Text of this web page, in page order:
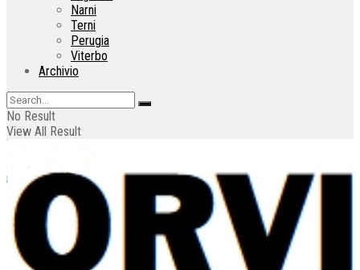
Narni
Terni
Perugia
Viterbo
Archivio
No Result
View All Result